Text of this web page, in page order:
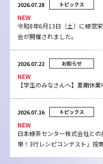
2026.07.28 トピックス
NEW
令和8年6月13日（土）に緑窓
会が開催されました。
2026.07.22 お知らせ
NEW
【学生のみなさんへ】夏期休
2026.07.16 トピックス
NEW
日本緑茶センター株式会社と
単！3行レシピコンテスト」投